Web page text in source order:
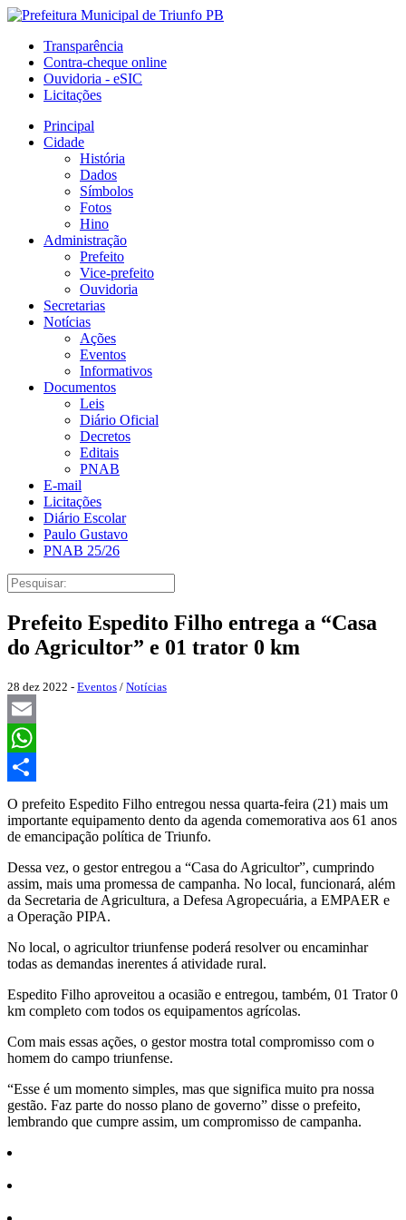
Transparência
Contra-cheque online
Ouvidoria - eSIC
Licitações
Principal
Cidade
História
Dados
Símbolos
Fotos
Hino
Administração
Prefeito
Vice-prefeito
Ouvidoria
Secretarias
Notícias
Ações
Eventos
Informativos
Documentos
Leis
Diário Oficial
Decretos
Editais
PNAB
E-mail
Licitações
Diário Escolar
Paulo Gustavo
PNAB 25/26
Prefeito Espedito Filho entrega a “Casa
do Agricultor” e 01 trator 0 km
28 dez 2022 - Eventos / Notícias
Email
WhatsApp
Share
O prefeito Espedito Filho entregou nessa quarta-feira (21) mais um
importante equipamento dento da agenda comemorativa aos 61 anos
de emancipação política de Triunfo.
Dessa vez, o gestor entregou a “Casa do Agricultor”, cumprindo
assim, mais uma promessa de campanha. No local, funcionará, além
da Secretaria de Agricultura, a Defesa Agropecuária, a EMPAER e
a Operação PIPA.
No local, o agricultor triunfense poderá resolver ou encaminhar
todas as demandas inerentes á atividade rural.
Espedito Filho aproveitou a ocasião e entregou, também, 01 Trator 0
km completo com todos os equipamentos agrícolas.
Com mais essas ações, o gestor mostra total compromisso com o
homem do campo triunfense.
“Esse é um momento simples, mas que significa muito pra nossa
gestão. Faz parte do nosso plano de governo” disse o prefeito,
lembrando que cumpre assim, um compromisso de campanha.